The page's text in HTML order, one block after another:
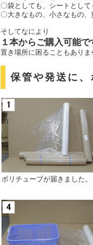
〇袋としても、シートとし
〇大きなもの、小さなもの
そしてなにより
１本からご購入可能で
置き場所に困ることもありま
保管や発送に、
ポリチューブが届きました。